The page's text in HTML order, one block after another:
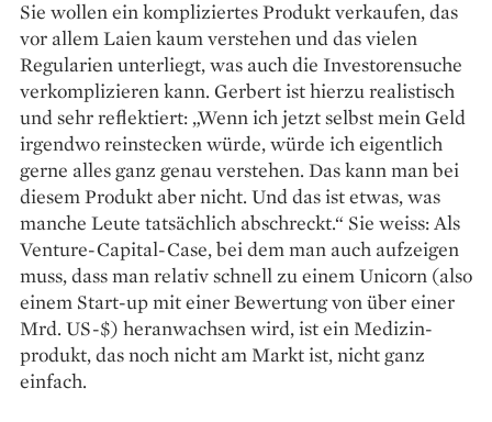
Sie wollen ein kompliziertes Produkt verkaufen, das
vor allem Laien kaum verstehen und das vielen
Regularien unterliegt, was auch die Investorensuche
verkomplizieren kann. Gerbert ist hierzu realistisch
und sehr reflektiert: „Wenn ich jetzt selbst mein Geld
irgendwo rein­stecken würde, würde ich eigentlich
gerne alles ganz genau verstehen. Das kann man bei
diesem Produkt aber nicht. Und das ist etwas, was
manche Leute tatsächlich abschreckt.“ Sie weiss: Als
Venture-­Capital-Case, bei dem man auch aufzeigen
muss, dass man relativ schnell zu einem Unicorn (also
einem Start-up mit einer Bewertung von über einer
Mrd. US-$) heranwachsen wird, ist ein Medizin­
produkt, das noch nicht am Markt ist, nicht ganz
einfach.